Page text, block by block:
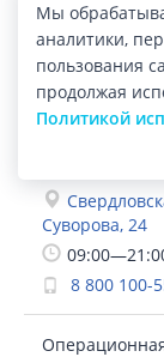
проспект
Суворова, 24
8 800 100-
Мы
аналитики,
пользования
продолжая
Политикой